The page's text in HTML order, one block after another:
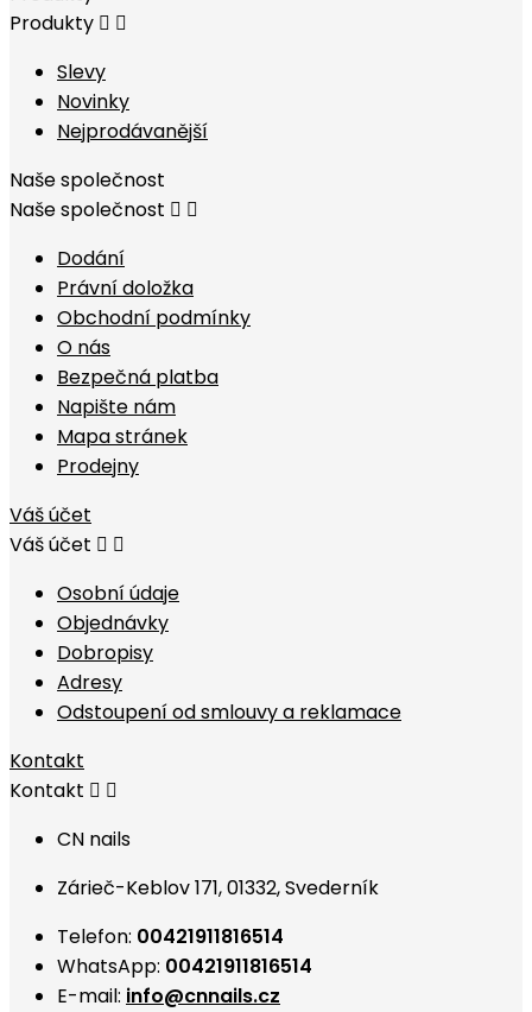
Produkty  
Slevy
Novinky
Nejprodávanější
Naše společnost
Naše společnost  
Dodání
Právní doložka
Obchodní podmínky
O nás
Bezpečná platba
Napište nám
Mapa stránek
Prodejny
Váš účet
Váš účet  
Osobní údaje
Objednávky
Dobropisy
Adresy
Odstoupení od smlouvy a reklamace
Kontakt
Kontakt  
CN nails
Zárieč-Keblov 171, 01332, Svederník
Telefon: 00421911816514
WhatsApp: 00421911816514
E-mail: info@cnnails.cz